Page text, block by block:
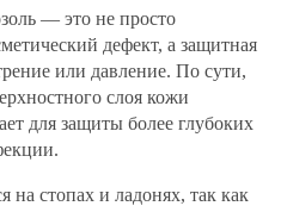
— это не просто
дефект, а защитная
или давление. По сути,
слоя кожи
для защиты более глубоких
на стопах и ладонях, так как